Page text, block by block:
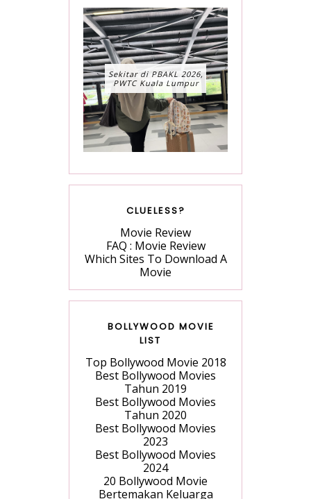
Sekitar di PBAKL 2026,
PWTC Kuala Lumpur
CLUELESS?
Movie Review
FAQ : Movie Review
Which Sites To Download A
Movie
BOLLYWOOD MOVIE
LIST
Top Bollywood Movie 2018
Best Bollywood Movies
Tahun 2019
Best Bollywood Movies
Tahun 2020
Best Bollywood Movies
2023
Best Bollywood Movies
2024
20 Bollywood Movie
Bertemakan Keluarga